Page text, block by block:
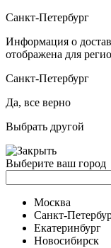
Санкт-Петербург
Информация о
отображена для
Санкт-Петербург
Да, все верно
Выбрать другой
Выберите ваш город
Москва
Санкт-
Екатеринбург
Новосибирск